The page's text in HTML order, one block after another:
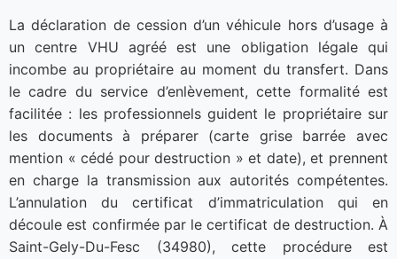
La déclaration de cession d’un véhicule hors d’usage à
un centre VHU agréé est une obligation légale qui
incombe au propriétaire au moment du transfert. Dans
le cadre du service d’enlèvement, cette formalité est
facilitée : les professionnels guident le propriétaire sur
les documents à préparer (carte grise barrée avec
mention « cédé pour destruction » et date), et prennent
en charge la transmission aux autorités compétentes.
L’annulation du certificat d’immatriculation qui en
découle est confirmée par le certificat de destruction. À
Saint-Gely-Du-Fesc (34980), cette procédure est